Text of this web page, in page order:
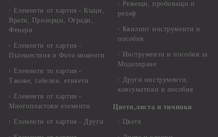
Елементи от хартия - Къщи,
Врати, Прозорци, Огради,
Фенери
Елементи от хартия -
Пътешествия и Фото моменти
Елементи то хартия -
Такове, табелки, етикети
Елементи от хартия -
Многопластови елементи
Елементи от хартия - Други
Режещи, пробиващи и
релеф
Квилинг инструменти и
пособия
Инструменти и пособия за
Моделиране
Други инструменти,
консумативи и пособия
Цветя,листа и тичинки
Цветя